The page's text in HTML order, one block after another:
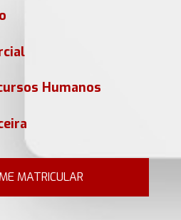
Humanos
MATRICULAR